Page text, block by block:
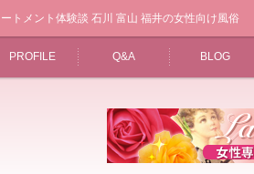
トメント体験談 石川 富山 福井の女性向け風俗
PROFILE Q&A BLOG